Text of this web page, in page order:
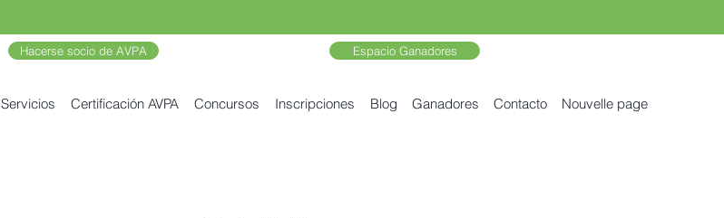
Hacerse socio de AVPA Espacio Ganadores
Servicios Certificación AVPA Concursos Inscripciones Blog Ganadores Contacto Nouvelle page